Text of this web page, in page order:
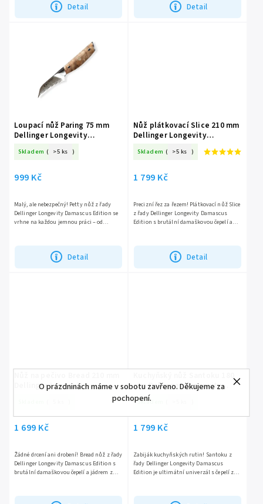
O prázdninách máme v sobotu zavřeno. Děkujeme za
pochopení.
Detail Detail
Loupací nůž Paring 75 mm
Dellinger Longevity
Skladem ( >5 ks )
999 Kč
Detail
Malý, ale nebezpečný! Petty nůž z řady
Dellinger Longevity Damascus Edition se
vrhne na každou jemnou práci – od
Nůž plátkovací Slice 210 mm
Dellinger Longevity
Skladem ( >5 ks )
1 799 Kč
Detail
Precizní řez za řezem! Plátkovací nůž Slice
z řady Dellinger Longevity Damascus
Edition s brutální damaškovou čepelí a
Dellinger Longevity
1 699 Kč
Žádné drcení ani drobení! Bread nůž z řady
Dellinger Longevity Damascus Edition s
brutální damaškovou čepelí a jádrem z
Kuchyňský nůž Santoku 180
mm Dellinger Longevity
Damascus Edition
Skladem
1 799 Kč
Zabiják kuchyňských rutin! Santoku z
řady Dellinger Longevity Damascus
Edition je ultimátní univerzál s čepelí z